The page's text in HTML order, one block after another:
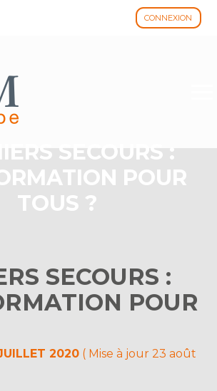
CONNEXION
SECOURS :
POUR
TOUS ?
SECOURS :
POUR
2020 ( Mise à jour 23 août